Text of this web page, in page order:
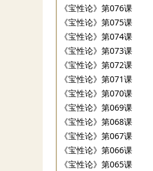
《宝性论》第076课
《宝性论》第075课
《宝性论》第074课
《宝性论》第073课
《宝性论》第072课
《宝性论》第071课
《宝性论》第070课
《宝性论》第069课
《宝性论》第068课
《宝性论》第067课
《宝性论》第066课
《宝性论》第065课